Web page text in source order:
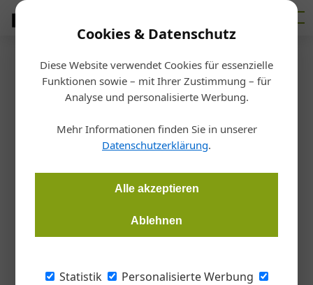
Cookies & Datenschutz
Diese Website verwendet Cookies für essenzielle
Funktionen sowie – mit Ihrer Zustimmung – für
Analyse und personalisierte Werbung.
Mehr Informationen finden Sie in unserer
Datenschutzerklärung.
Alle akzeptieren
Ablehnen
Statistik
Personalisierte Werbung
Startseite/Haustechnik
Interview "Klare Worte"
„Das betrifft unsere Branche“
15.06.2026, 06:05 Uhr
im Gespräch mit der Gebäude Installation „Klare Worte“. Er
spricht über die Auswirkungen des Irankriegs, die Lage im
stehen.